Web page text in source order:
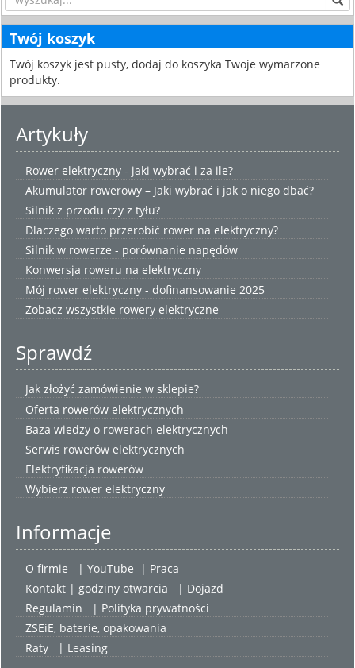
Twój koszyk
Twój koszyk jest pusty, dodaj do koszyka Twoje wymarzone
produkty.
Artykuły
Rower elektryczny - jaki wybrać i za ile?
Akumulator rowerowy – Jaki wybrać i jak o niego dbać?
Silnik z przodu czy z tyłu?
Dlaczego warto przerobić rower na elektryczny?
Silnik w rowerze - porównanie napędów
Konwersja roweru na elektryczny
Mój rower elektryczny - dofinansowanie 2025
Zobacz wszystkie rowery elektryczne
Sprawdź
Jak złożyć zamówienie w sklepie?
Oferta rowerów elektrycznych
Baza wiedzy o rowerach elektrycznych
Serwis rowerów elektrycznych
Elektryfikacja rowerów
Wybierz rower elektryczny
Informacje
O firmie | YouTube | Praca
Kontakt | godziny otwarcia
| Dojazd
Regulamin
| Polityka prywatności
ZSEiE, baterie, opakowania
Raty
| Leasing